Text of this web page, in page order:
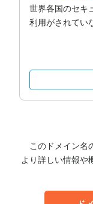
世界各国のセキ
利用がされてい
このドメイン名
より詳しい情報や